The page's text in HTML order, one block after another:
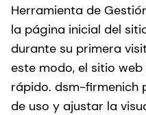
Herramienta de
la página inicial del
durante su primera
este modo, el sitio
rápido. dsm-firmenich
de uso y ajustar la